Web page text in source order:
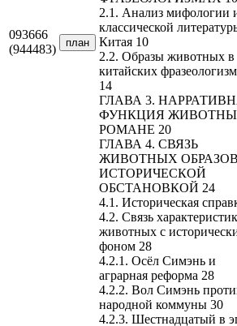
093666
(944483)
план
2.1. Анализ мифологии
классической
Китая 10
2.2. Образы животных в
китайских
14
ГЛАВА 3.
ФУНКЦИЯ
РОМАНЕ 20
ГЛАВА 4. СВЯЗЬ
ЖИВОТНЫХ
ИСТОРИЧЕСКОЙ
ОБСТАНОВКОЙ 24
4.1. Историческая
4.2. Связь характеристик
животных с
фоном 28
4.2.1. Осёл Симэнь и
аграрная реформа 28
4.2.2. Вол Симэнь
народной коммуны 30
4.2.3. Шестнадцатый в